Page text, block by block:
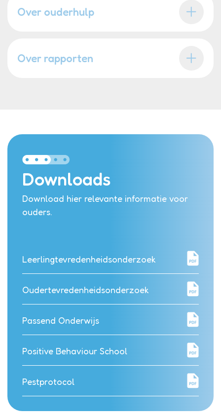
Over ouderhulp
Over rapporten
Leerlingtevredenheidsonderzoek
Oudertevredenheidsonderzoek
Passend Onderwijs
Positive Behaviour School
Pestprotocol
Downloads
Download hier relevante informatie voor
ouders.